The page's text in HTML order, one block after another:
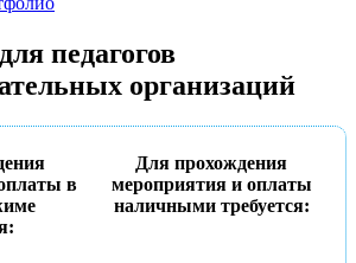
педагогов
организаций
в
Для прохождения
мероприятия и оплаты
наличными требуется: